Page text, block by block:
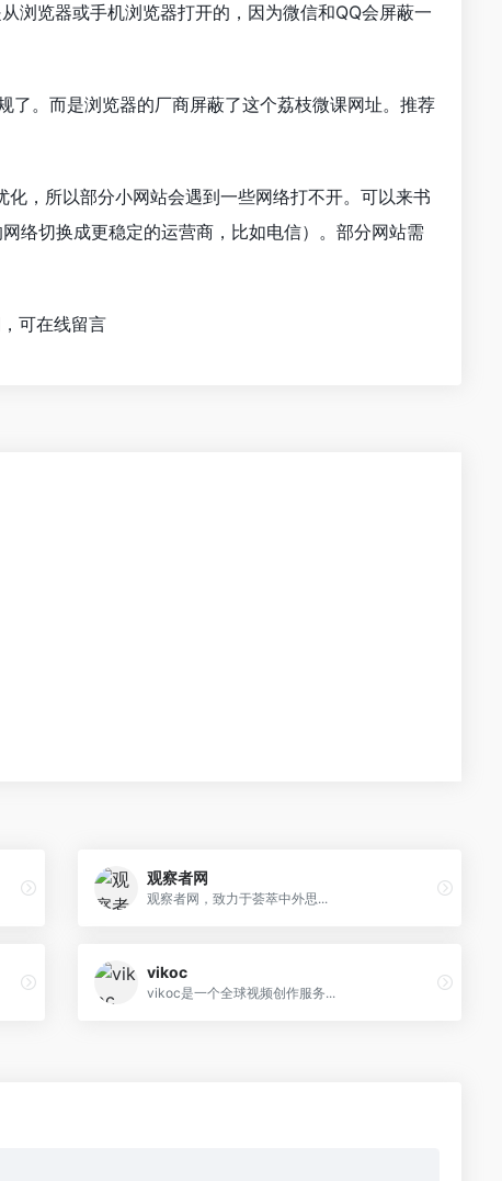
浏览器或手机浏览器打开的，因为微信和QQ会屏蔽一
了。而是浏览器的厂商屏蔽了这个荔枝微课网址。推荐
，所以部分小网站会遇到一些网络打不开。可以来书
络切换成更稳定的运营商，比如电信）。部分网站需
可在线留言
观察者网
观察者网，致力于荟萃中外思...
vikoc
vikoc是一个全球视频创作服务...